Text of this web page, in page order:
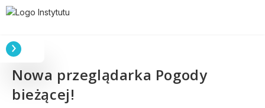
Nowa przeglądarka Pogody
bieżącej!